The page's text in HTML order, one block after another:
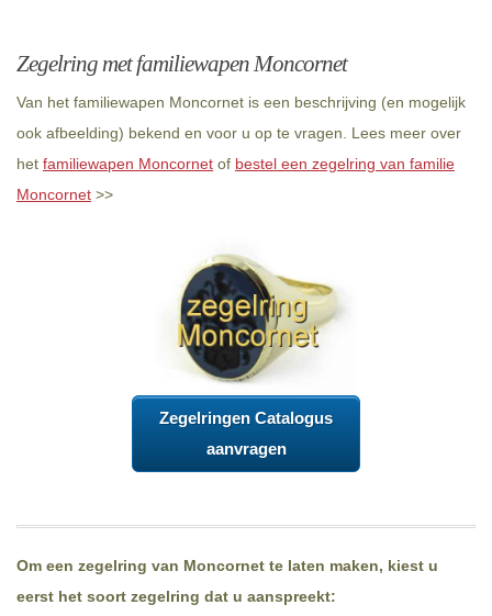
Zegelring met familiewapen Moncornet
Van het familiewapen Moncornet is een beschrijving (en mogelijk
ook afbeelding) bekend en voor u op te vragen. Lees meer over
het familiewapen Moncornet of bestel een zegelring van familie
Moncornet >>
Zegelringen Catalogus
aanvragen
Om een zegelring van Moncornet te laten maken, kiest u
eerst het soort zegelring dat u aanspreekt: